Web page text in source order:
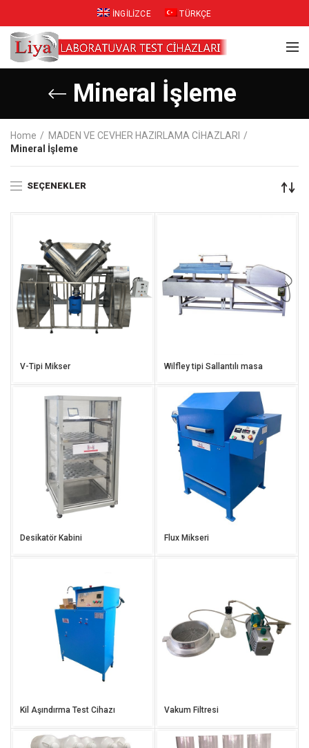
İNGILIZCE TÜRKÇE
Mineral İşleme
Home
MADEN VE CEVHER HAZIRLAMA CİHAZLARI
Mineral İşleme
SEÇENEKLER
V-Tipi Mikser Wilfley tipi Sallantılı masa
Desikatör Kabini Flux Mikseri
Kil Aşındırma Test Cihazı Vakum Filtresi